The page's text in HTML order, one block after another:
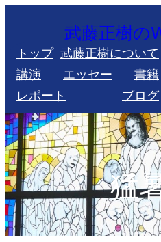
を
ス
キ
ッ
プ
武藤正樹の
トップ 武藤正樹について
講演
エッセー
書籍
レポート
ブログ
猛